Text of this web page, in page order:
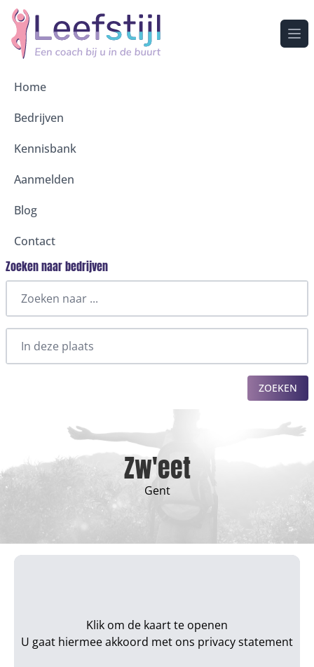
Home
Bedrijven
Kennisbank
Aanmelden
Blog
Contact
Zoeken naar bedrijven
ZOEKEN
Zw'eet
Gent
Klik om de kaart te openen
U gaat hiermee akkoord met ons privacy statement